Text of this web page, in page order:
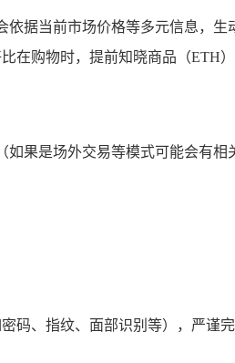
依据当前市场价格等多元信息，
在购物时，提前知晓商品（ETH
果是场外交易等模式可能会有
码、指纹、面部识别等），严谨